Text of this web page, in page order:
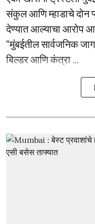
संकुल आणि म्हाडाचे दोन
देण्यात आल्याचा आरोप
“मुंबईतील सार्वजनिक
बिल्डर आणि कंत्रा ...